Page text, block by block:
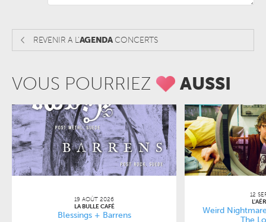
REVENIR A L'AGENDACONCERTS
VOUS POURRIEZ AUSSI
19 AOÛT 2026
LA BULLE CAFÉ
Blessings + Barrens
12
Weird